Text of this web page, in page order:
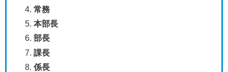
常務
本部長
部長
課長
係長